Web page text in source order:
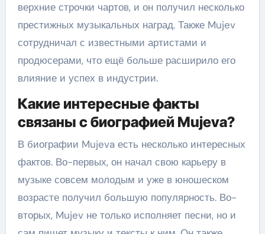
верхние строчки чартов, и он получил несколько
престижных музыкальных наград. Также Mujev
сотрудничал с известными артистами и
продюсерами, что ещё больше расширило его
влияние и успех в индустрии.
Какие интересные факты
связаны с биографией Mujeva?
В биографии Mujeva есть несколько интересных
фактов. Во-первых, он начал свою карьеру в
музыке совсем молодым и уже в юношеском
возрасте получил большую популярность. Во-
вторых, Mujev не только исполняет песни, но и